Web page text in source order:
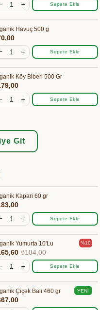
Sepete Ekle
Havuç 500 g
Sepete Ekle
Köy Biberi 500 Gr
Sepete Ekle
Git
Kapari 60 gr
Sepete Ekle
Yumurta 10'Lu
₺184,00
Sepete Ekle
%10
Çiçek Balı 460 gr
YENI